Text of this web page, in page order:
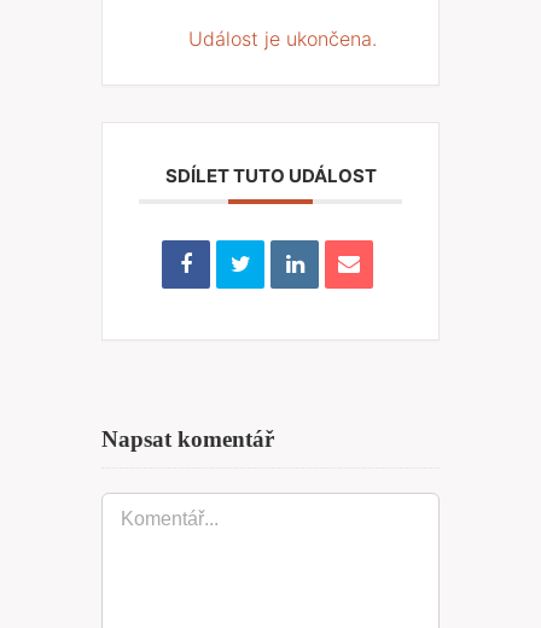
Událost je ukončena.
SDÍLET TUTO UDÁLOST
Napsat komentář
Komentář